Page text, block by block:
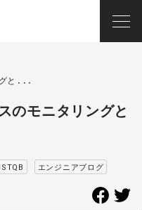
グと...
のモニタリングと
エンジニアブログ